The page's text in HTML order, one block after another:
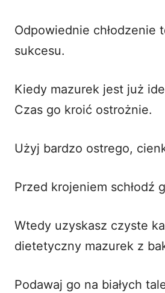
Odpowiednie chłodzenie
sukcesu.
Kiedy mazurek jest już
Czas go kroić ostrożnie.
Użyj bardzo ostrego,
Przed krojeniem schłodź
Wtedy uzyskasz czyste
dietetyczny mazurek z
Podawaj go na białych